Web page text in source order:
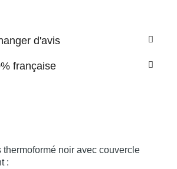
d'avis
française
thermoformé noir avec couvercle
: